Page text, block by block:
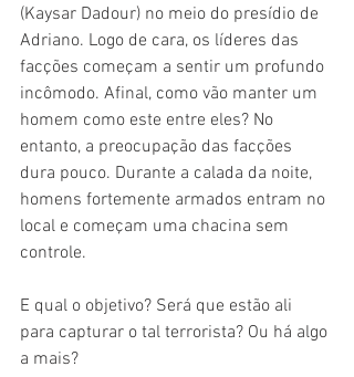
(Kaysar Dadour) no meio do presídio de
Adriano. Logo de cara, os líderes das
facções começam a sentir um profundo
incômodo. Afinal, como vão manter um
homem como este entre eles? No
entanto, a preocupação das facções
dura pouco. Durante a calada da noite,
homens fortemente armados entram no
local e começam uma chacina sem
controle.
E qual o objetivo? Será que estão ali
para capturar o tal terrorista? Ou há algo
a mais?